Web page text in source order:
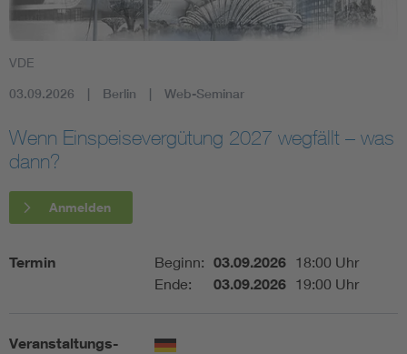
Mobility
Assisted Living
Electromobility
Energy efficiency
VDE
03.09.2026 Berlin Web-Seminar
Wenn Einspeisevergütung 2027 wegfällt – was
dann?
Anmelden
Termin Beginn: 03.09.2026 18:00 Uhr
Ende:
03.09.2026 19:00 Uhr
Veranstaltungs-